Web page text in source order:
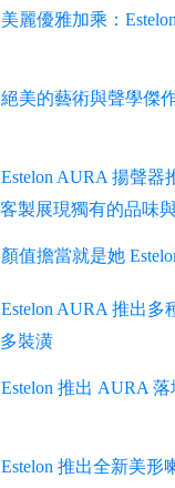
美麗優雅加乘：
絕美的藝術與聲學傑
Estelon AURA 揚聲器
製展現獨有的品味
顏值擔當就是她
Estelon AURA 推出多
裝潢
Estelon 推出 AURA
Estelon 推出全新美形